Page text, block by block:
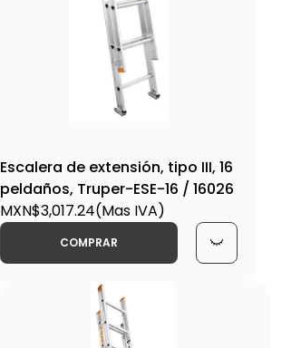
Escalera de extensión, tipo III, 16
peldaños, Truper-ESE-16 / 16026
MXN$3,017.24(Mas IVA)
COMPRAR